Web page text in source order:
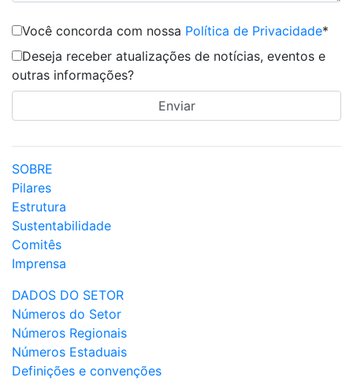
Você concorda com nossa Política de Privacidade*
Deseja receber atualizações de notícias, eventos e
outras informações?
SOBRE
Pilares
Estrutura
Sustentabilidade
Comitês
Imprensa
DADOS DO SETOR
Números do Setor
Números Regionais
Números Estaduais
Definições e convenções